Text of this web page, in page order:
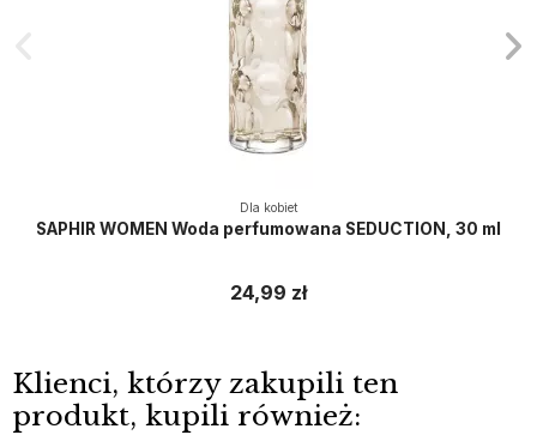
Dla kobiet
SAPHIR WOMEN Woda perfumowana SEDUCTION, 30 ml
24,99 zł
Klienci, którzy zakupili ten
produkt, kupili również: